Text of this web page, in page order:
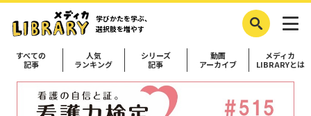
学びかたを学ぶ、
選択肢を増やす
すべての
記事
人気
ランキング
シリーズ
記事
動画
アーカイブ
メディカ
LIBRARYとは